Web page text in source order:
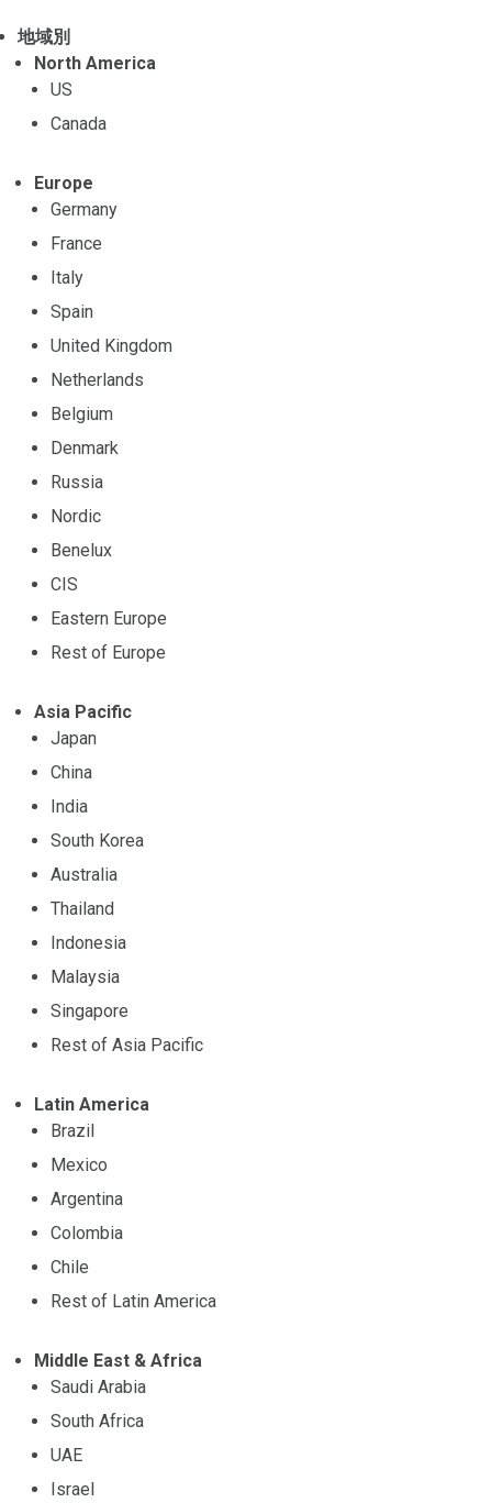
地域別
North America
US
Canada
Europe
Germany
France
Italy
Spain
United Kingdom
Netherlands
Belgium
Denmark
Russia
Nordic
Benelux
CIS
Eastern Europe
Rest of Europe
Asia Pacific
Japan
China
India
South Korea
Australia
Thailand
Indonesia
Malaysia
Singapore
Rest of Asia Pacific
Latin America
Brazil
Mexico
Argentina
Colombia
Chile
Rest of Latin America
Middle East & Africa
Saudi Arabia
South Africa
UAE
Israel